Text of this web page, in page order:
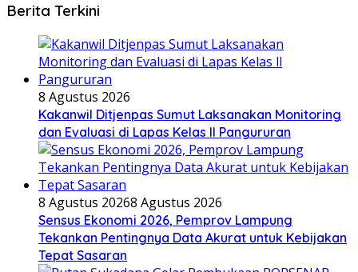
Berita Terkini
8 Agustus 2026
Kakanwil Ditjenpas Sumut Laksanakan Monitoring
dan Evaluasi di Lapas Kelas ll Pangururan
8 Agustus 20268 Agustus 2026
Sensus Ekonomi 2026, Pemprov Lampung
Tekankan Pentingnya Data Akurat untuk Kebijakan
Tepat Sasaran